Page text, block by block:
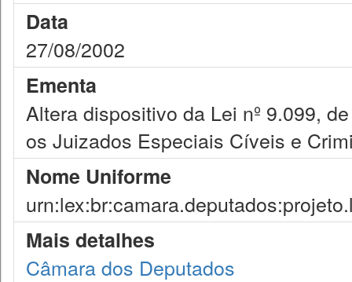
Data
27/08/2002
Ementa
Altera dispositivo da Lei nº 9.099,
os Juizados Especiais Cíveis e
Nome Uniforme
Mais detalhes
Câmara dos Deputados